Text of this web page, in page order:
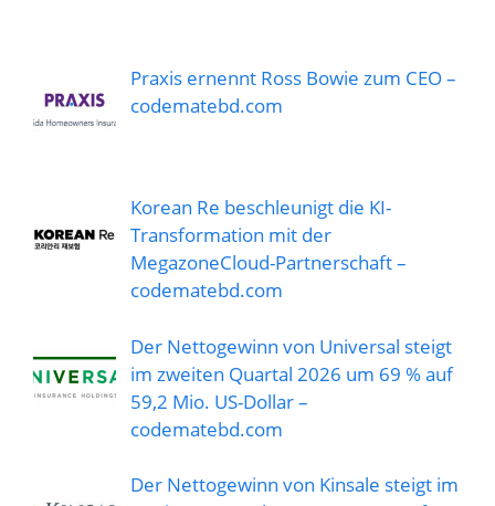
Praxis ernennt Ross Bowie zum CEO –
codematebd.com
Korean Re beschleunigt die KI-
Transformation mit der
MegazoneCloud-Partnerschaft –
codematebd.com
Der Nettogewinn von Universal steigt
im zweiten Quartal 2026 um 69 % auf
59,2 Mio. US-Dollar –
codematebd.com
Der Nettogewinn von Kinsale steigt im